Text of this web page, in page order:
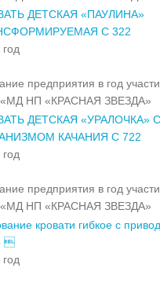
ДЕТСКАЯ «ПАУЛИНА»
С 322
предприятия в год
НП «КРАСНАЯ ЗВЕЗДА»
ДЕТСКАЯ «УРАЛОЧКА» С
КАЧАНИЯ С 722
предприятия в год
НП «КРАСНАЯ ЗВЕЗДА»
кровати гибкое с
